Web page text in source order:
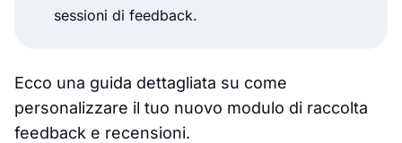
sessioni di feedback.
Ecco una guida dettagliata su come
personalizzare il tuo nuovo modulo di raccolta
feedback e recensioni.